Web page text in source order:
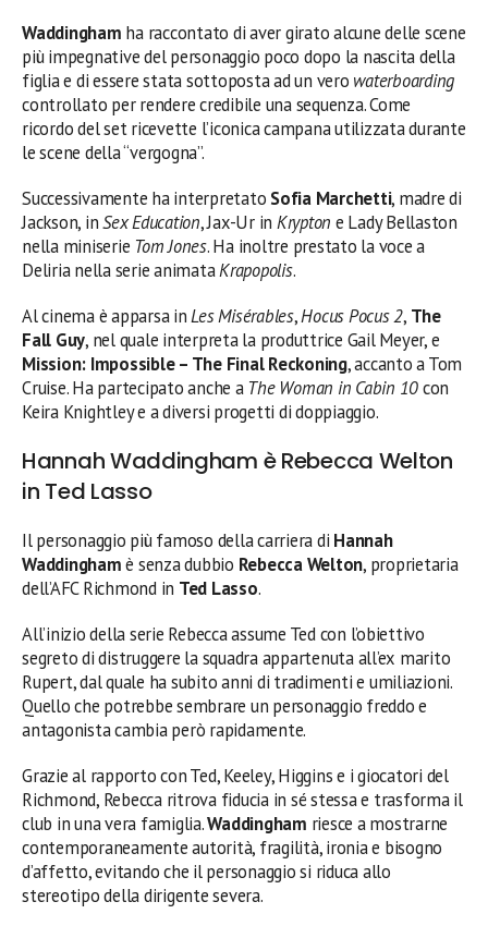
Waddingham ha raccontato di aver girato alcune delle scene
più impegnative del personaggio poco dopo la nascita della
figlia e di essere stata sottoposta ad un vero waterboarding
controllato per rendere credibile una sequenza. Come
ricordo del set ricevette l’iconica campana utilizzata durante
le scene della “vergogna”.
Successivamente ha interpretato Sofia Marchetti, madre di
Jackson, inSex Education, Jax-Ur in Krypton e Lady Bellaston
nella miniserie Tom Jones. Ha inoltre prestato la voce a
Deliria nella serie animataKrapopolis.
Al cinema è apparsa inLes Misérables,Hocus Pocus 2, The
Fall Guy, nel quale interpreta la produttrice Gail Meyer, e
Mission: Impossible – The Final Reckoning, accanto a Tom
Cruise. Ha partecipato anche a The Woman in Cabin 10con
Keira Knightley e a diversi progetti di doppiaggio.
Hannah Waddingham è Rebecca Welton
in Ted Lasso
Il personaggio più famoso della carriera di Hannah
Waddinghamè senza dubbio Rebecca Welton, proprietaria
dell’AFC Richmond in Ted Lasso.
All’inizio della serie Rebecca assume Ted con l’obiettivo
segreto di distruggere la squadra appartenuta all’ex marito
Rupert, dal quale ha subito anni di tradimenti e umiliazioni.
Quello che potrebbe sembrare un personaggio freddo e
antagonista cambia però rapidamente.
Grazie al rapporto con Ted, Keeley, Higgins e i giocatori del
Richmond, Rebecca ritrova fiducia in sé stessa e trasforma il
club in una vera famiglia.Waddingham riesce a mostrarne
contemporaneamente autorità, fragilità, ironia e bisogno
d’affetto, evitando che il personaggio si riduca allo
stereotipo della dirigente severa.